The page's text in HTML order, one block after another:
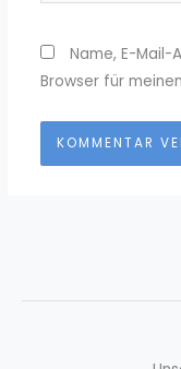
Name, E-Mail-
Browser für